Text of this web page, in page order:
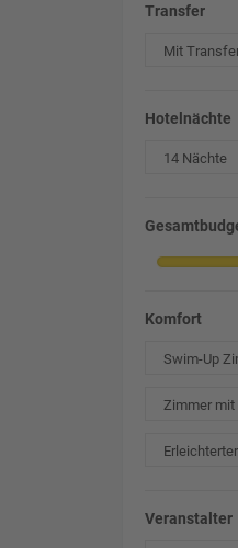
Transfer
Mit
Hotelnächte
14 Nächte
Komfort
Swim-Up
Zimmer mit
Veranstalter